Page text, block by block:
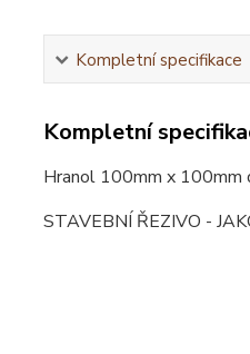
Kompletní specifikace
Kompletní
Hranol 100mm x 100mm
STAVEBNÍ ŘEZIVO -